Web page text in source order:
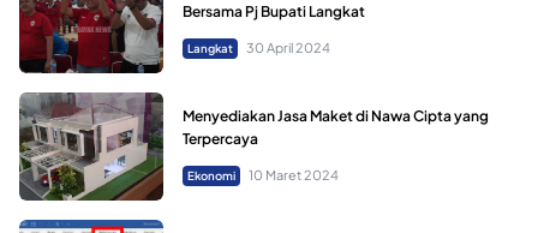
Bersama Pj Bupati Langkat
Langkat 30 April 2024
Menyediakan Jasa Maket di Nawa Cipta yang
Terpercaya
Ekonomi 10 Maret 2024